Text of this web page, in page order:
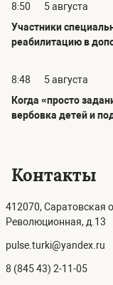
8:50
5 августа
Участники
реабилитацию в
8:48
5 августа
Когда «просто
вербовка детей и
Контакты
412070, Саратовская
Революционная, д.13
pulse.turki@yandex.ru
8 (845 43) 2-11-05